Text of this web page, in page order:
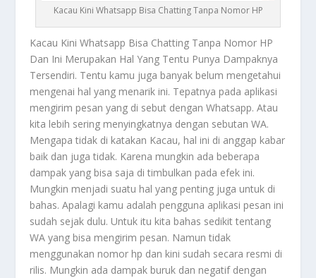
Kacau Kini Whatsapp Bisa Chatting Tanpa Nomor HP
Kacau Kini Whatsapp Bisa Chatting Tanpa Nomor HP
Dan Ini Merupakan Hal Yang Tentu Punya Dampaknya
Tersendiri. Tentu kamu juga banyak belum mengetahui
mengenai hal yang menarik ini. Tepatnya pada aplikasi
mengirim pesan yang di sebut dengan Whatsapp. Atau
kita lebih sering menyingkatnya dengan sebutan WA.
Mengapa tidak di katakan Kacau, hal ini di anggap kabar
baik dan juga tidak. Karena mungkin ada beberapa
dampak yang bisa saja di timbulkan pada efek ini.
Mungkin menjadi suatu hal yang penting juga untuk di
bahas. Apalagi kamu adalah pengguna aplikasi pesan ini
sudah sejak dulu. Untuk itu kita bahas sedikit tentang
WA yang bisa mengirim pesan. Namun tidak
menggunakan nomor hp dan kini sudah secara resmi di
rilis. Mungkin ada dampak buruk dan negatif dengan